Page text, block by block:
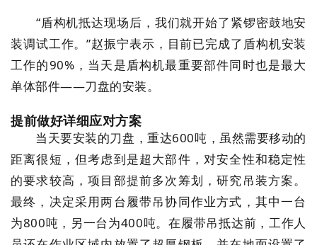
“盾构机抵达现场后，我们就开始了紧锣密鼓地安
装调试工作。”赵振宁表示，目前已完成了盾构机安装
工作的90%，当天是盾构机最重要部件同时也是最大
单体部件——刀盘的安装。
提前做好详细应对方案
当天要安装的刀盘，重达600吨，虽然需要移动的
距离很短，但考虑到是超大部件，对安全性和稳定性
的要求较高，项目部提前多次筹划，研究吊装方案。
最终，决定采用两台履带吊协同作业方式，其中一台
为800吨，另一台为400吨。在履带吊抵达前，工作人